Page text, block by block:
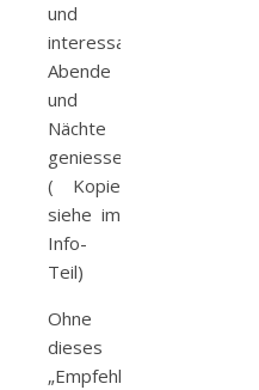
und
interessante
Abende
und
Nächte
geniessen.
( Kopie
siehe im
Info-
Teil)
Ohne
dieses
„Empfehlungsschreiben“